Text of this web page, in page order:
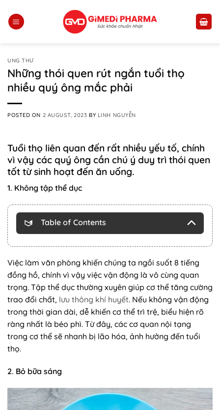
content
UNG THƯ
Những thói quen rút ngắn tuổi thọ
nhiều quý ông mắc phải
POSTED ON 2 AUGUST, 2023 BY LINH NGUYỄN
Tuổi thọ liên quan đến rất nhiều yếu tố, chính
vì vậy các quý ông cần chú ý duy trì thói quen
tốt từ sinh hoạt đến ăn uống.
1. Không tập thể dục
Table of Contents
Việc làm văn phòng khiến chúng ta ngồi suốt 8 tiếng
đồng hồ, chính vì vậy việc vận động là vô cùng quan
trọng. Tập thể dục thường xuyên giúp cơ thể tăng cường
trao đổi chất, lưu thông khí huyết. Nếu không vận động
trong thời gian dài, dễ khiến cơ thể trì trệ, biểu hiện rõ
ràng nhất là béo phì. Từ đây, các cơ quan nội tạng
trong cơ thể sẽ nhanh bị lão hóa, ảnh hưởng đến tuổi
thọ.
2. Bỏ bữa sáng